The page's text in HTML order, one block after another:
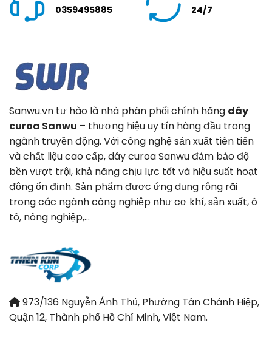
0359495885 24/7
Sanwu.vn tự hào là nhà phân phối chính hãng dây
curoa Sanwu – thương hiệu uy tín hàng đầu trong
ngành truyền động. Với công nghệ sản xuất tiên tiến
và chất liệu cao cấp, dây curoa Sanwu đảm bảo độ
bền vượt trội, khả năng chịu lực tốt và hiệu suất hoạt
động ổn định. Sản phẩm được ứng dụng rộng rãi
trong các ngành công nghiệp như cơ khí, sản xuất, ô
tô, nông nghiệp,…
973/136 Nguyễn Ảnh Thủ, Phường Tân Chánh Hiệp,
Quận 12, Thành phố Hồ Chí Minh, Việt Nam.